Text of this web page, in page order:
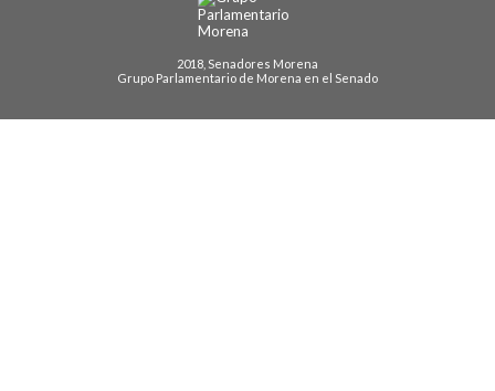
2018, Senadores Morena
Grupo Parlamentario de Morena en el Senado